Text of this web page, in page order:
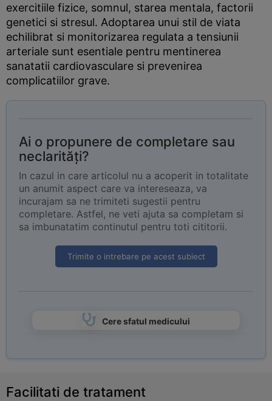
exercitiile fizice, somnul, starea mentala, factorii
genetici si stresul. Adoptarea unui stil de viata
echilibrat si monitorizarea regulata a tensiunii
arteriale sunt esentiale pentru mentinerea
sanatatii cardiovasculare si prevenirea
complicatiilor grave.
Ai o propunere de completare sau
neclarități?
In cazul in care articolul nu a acoperit in totalitate
un anumit aspect care va intereseaza, va
incurajam sa ne trimiteti sugestii pentru
completare. Astfel, ne veti ajuta sa completam si
sa imbunatatim continutul pentru toti cititorii.
Trimite o intrebare pe acest subiect
Cere sfatul medicului
Facilitati de tratament